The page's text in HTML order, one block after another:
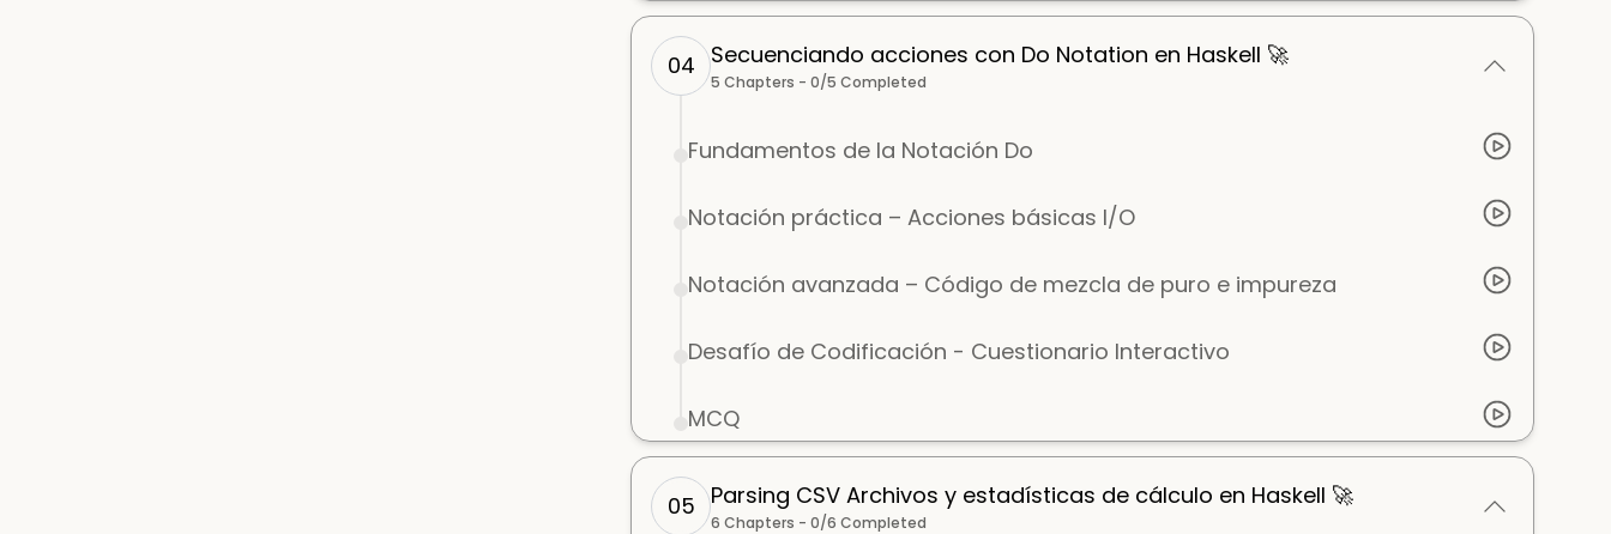
04 Secuenciando acciones con Do Notation en Haskell 🚀
5 Chapters - 0/5 Completed
Fundamentos de la Notación Do
Notación práctica – Acciones básicas I/O
Notación avanzada – Código de mezcla de puro e impureza
Desafío de Codificación - Cuestionario Interactivo
MCQ
05 Parsing CSV Archivos y estadísticas de cálculo en Haskell 🚀
6 Chapters - 0/6 Completed